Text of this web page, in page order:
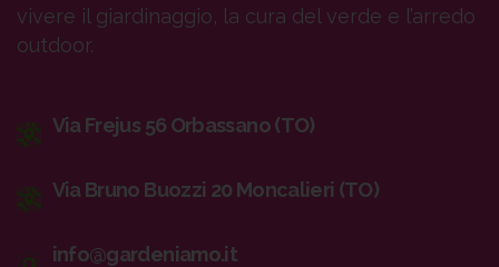
vivere il giardinaggio, la cura del verde e l’arredo
outdoor.
Via Frejus 56 Orbassano (TO)
Via Bruno Buozzi 20 Moncalieri (TO)
info@gardeniamo.it